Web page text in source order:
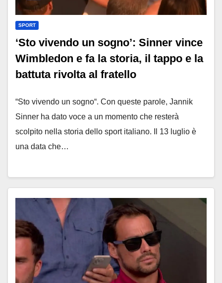
SPORT
‘Sto vivendo un sogno’: Sinner vince
Wimbledon e fa la storia, il tappo e la
battuta rivolta al fratello
“Sto vivendo un sogno“. Con queste parole, Jannik
Sinner ha dato voce a un momento che resterà
scolpito nella storia dello sport italiano. Il 13 luglio è
una data che…